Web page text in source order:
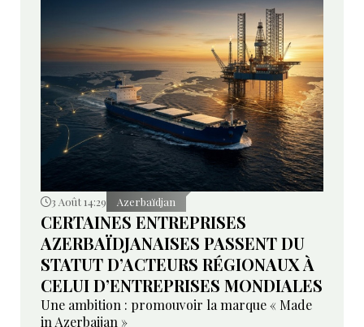
3 Août 14:29 Azerbaïdjan
CERTAINES ENTREPRISES
AZERBAÏDJANAISES PASSENT DU
STATUT D’ACTEURS RÉGIONAUX À
CELUI D’ENTREPRISES MONDIALES
Une ambition : promouvoir la marque « Made
in Azerbaijan »